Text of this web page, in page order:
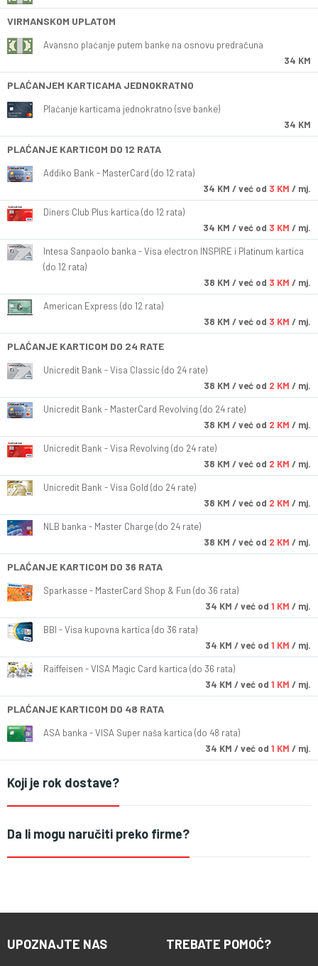
VIRMANSKOM UPLATOM
Avansno plaćanje putem banke na osnovu predračuna
34 KM
PLAĆANJEM KARTICAMA JEDNOKRATNO
Plaćanje karticama jednokratno (sve banke)
34 KM
PLAĆANJE KARTICOM DO 12 RATA
Addiko Bank - MasterCard (do 12 rata)
34 KM / već od 3 KM / mj.
Diners Club Plus kartica (do 12 rata)
34 KM / već od 3 KM / mj.
Intesa Sanpaolo banka - Visa electron INSPIRE i Platinum kartica
(do 12 rata)
38 KM / već od 3 KM / mj.
American Express (do 12 rata)
38 KM / već od 3 KM / mj.
PLAĆANJE KARTICOM DO 24 RATE
Unicredit Bank - Visa Classic (do 24 rate)
38 KM / već od 2 KM / mj.
Unicredit Bank - MasterCard Revolving (do 24 rate)
38 KM / već od 2 KM / mj.
Unicredit Bank - Visa Revolving (do 24 rate)
38 KM / već od 2 KM / mj.
Unicredit Bank - Visa Gold (do 24 rate)
38 KM / već od 2 KM / mj.
NLB banka - Master Charge (do 24 rate)
38 KM / već od 2 KM / mj.
PLAĆANJE KARTICOM DO 36 RATA
Sparkasse - MasterCard Shop & Fun (do 36 rata)
34 KM / već od 1 KM / mj.
BBI - Visa kupovna kartica (do 36 rata)
34 KM / već od 1 KM / mj.
Raiffeisen - VISA Magic Card kartica (do 36 rata)
34 KM / već od 1 KM / mj.
PLAĆANJE KARTICOM DO 48 RATA
ASA banka - VISA Super naša kartica (do 48 rata)
34 KM / već od 1 KM / mj.
Koji je rok dostave?
Da li mogu naručiti preko firme?
UPOZNAJTE NAS TREBATE POMOĆ?